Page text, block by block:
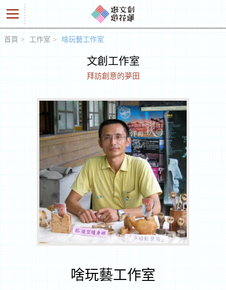
首頁 工作室 啥玩藝工作室
文創工作室
拜訪創意的夢田
啥玩藝工作室